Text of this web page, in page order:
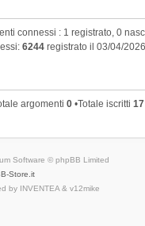
connessi : 1 registrato, 0
6244registrato il 03/04/
argomenti 0•Totale iscritti 17
Software © phpBB Limited
Store.it
by INVENTEA & v12mike